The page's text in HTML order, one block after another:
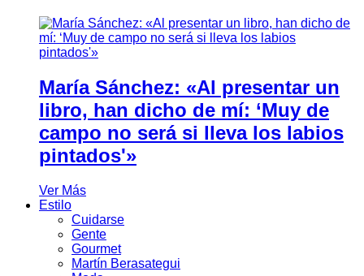
María Sánchez: «Al presentar un
libro, han dicho de mí: ‘Muy de
campo no será si lleva los labios
pintados'»
Ver Más
Estilo
Cuidarse
Gente
Gourmet
Martín Berasategui